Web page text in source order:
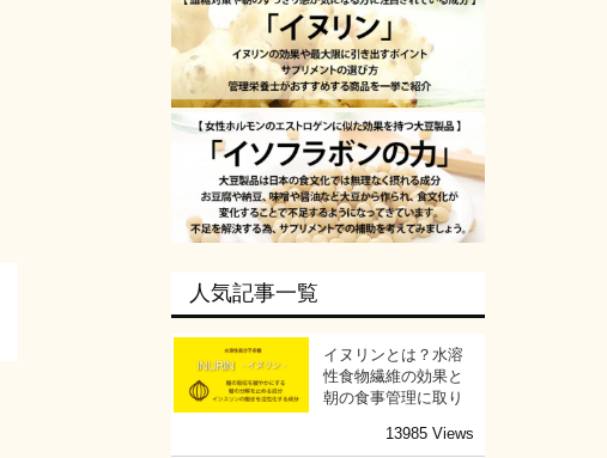
人気記事一覧
イヌリンとは？水溶
性食物繊維の効果と
朝の食事管理に取り
13985 Views